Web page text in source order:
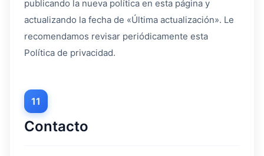
publicando la nueva política en esta página y
actualizando la fecha de «Última actualización». Le
recomendamos revisar periódicamente esta
Política de privacidad.
11
Contacto